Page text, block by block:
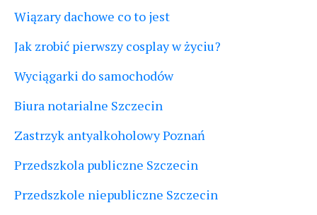
Wiązary dachowe co to jest
Jak zrobić pierwszy cosplay w życiu?
Wyciągarki do samochodów
Biura notarialne Szczecin
Zastrzyk antyalkoholowy Poznań
Przedszkola publiczne Szczecin
Przedszkole niepubliczne Szczecin